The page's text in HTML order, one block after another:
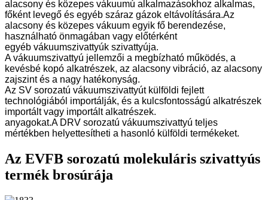
alacsony és közepes vákuumú alkalmazásokhoz alkalmas,
főként levegő és egyéb száraz gázok eltávolítására.Az
alacsony és közepes vákuum egyik fő berendezése,
használható önmagában vagy előtérként
egyéb vákuumszivattyúk szivattyúja.
A vákuumszivattyú jellemzői a megbízható működés, a
kevésbé kopó alkatrészek, az alacsony vibráció, az alacsony
zajszint és a nagy hatékonyság.
Az SV sorozatú vákuumszivattyút külföldi fejlett
technológiából importálják, és a kulcsfontosságú alkatrészek
importált vagy importált alkatrészek.
anyagokat.A DRV sorozatú vákuumszivattyú teljes
mértékben helyettesítheti a hasonló külföldi termékeket.
Az EVFB sorozatú molekuláris szivattyús
termék brosúrája